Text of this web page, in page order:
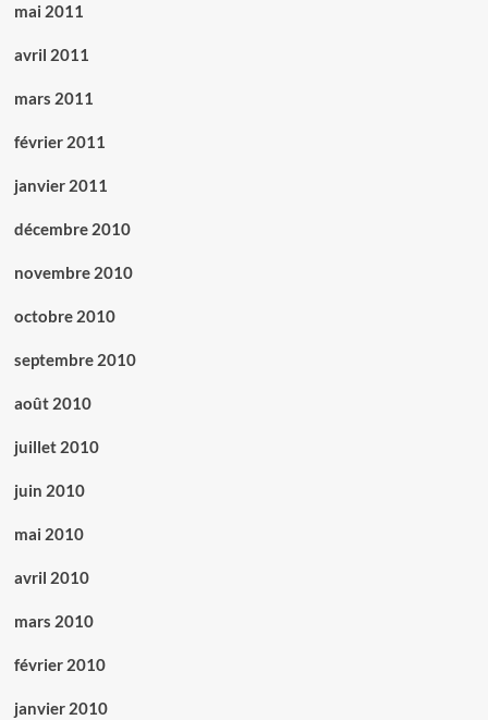
mai 2011
avril 2011
mars 2011
février 2011
janvier 2011
décembre 2010
novembre 2010
octobre 2010
septembre 2010
août 2010
juillet 2010
juin 2010
mai 2010
avril 2010
mars 2010
février 2010
janvier 2010